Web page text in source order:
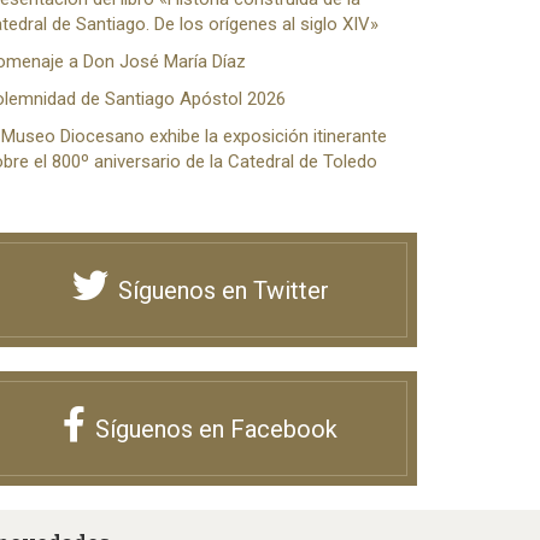
de Santiago. De los orígenes al siglo XIV»
a Don José María Díaz
de Santiago Apóstol 2026
Museo Diocesano exhibe la exposición itinerante
el 800º aniversario de la Catedral de Toledo
Síguenos en Twitter
Síguenos en Facebook